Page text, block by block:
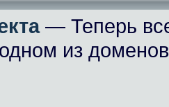
— Теперь
из